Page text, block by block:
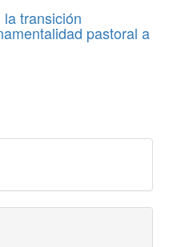
transición
pastoral a